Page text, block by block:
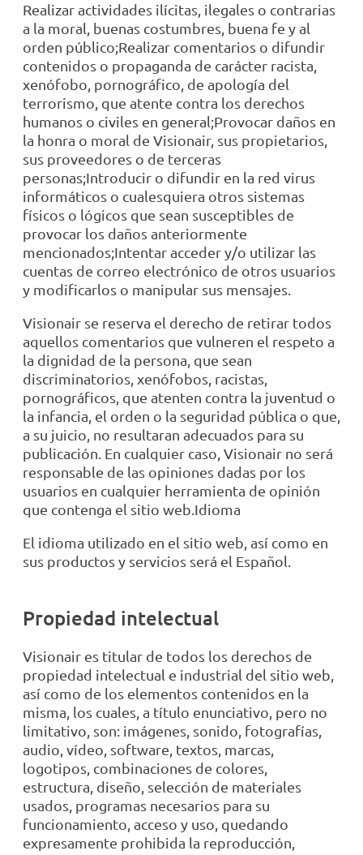
Realizar actividades ilícitas, ilegales o contrarias
a la moral, buenas costumbres, buena fe y al
orden público;Realizar comentarios o difundir
contenidos o propaganda de carácter racista,
xenófobo, pornográfico, de apología del
terrorismo, que atente contra los derechos
humanos o civiles en general;Provocar daños en
la honra o moral de Visionair, sus propietarios,
sus proveedores o de terceras
personas;Introducir o difundir en la red virus
informáticos o cualesquiera otros sistemas
físicos o lógicos que sean susceptibles de
provocar los daños anteriormente
mencionados;Intentar acceder y/o utilizar las
cuentas de correo electrónico de otros usuarios
y modificarlos o manipular sus mensajes.
Visionair se reserva el derecho de retirar todos
aquellos comentarios que vulneren el respeto a
la dignidad de la persona, que sean
discriminatorios, xenófobos, racistas,
pornográficos, que atenten contra la juventud o
la infancia, el orden o la seguridad pública o que,
a su juicio, no resultaran adecuados para su
publicación. En cualquier caso, Visionair no será
responsable de las opiniones dadas por los
usuarios en cualquier herramienta de opinión
que contenga el sitio web.Idioma
El idioma utilizado en el sitio web, así como en
sus productos y servicios será el Español.
Propiedad intelectual
Visionair es titular de todos los derechos de
propiedad intelectual e industrial del sitio web,
así como de los elementos contenidos en la
misma, los cuales, a título enunciativo, pero no
limitativo, son: imágenes, sonido, fotografías,
audio, vídeo, software, textos, marcas,
logotipos, combinaciones de colores,
estructura, diseño, selección de materiales
usados, programas necesarios para su
funcionamiento, acceso y uso, quedando
expresamente prohibida la reproducción,